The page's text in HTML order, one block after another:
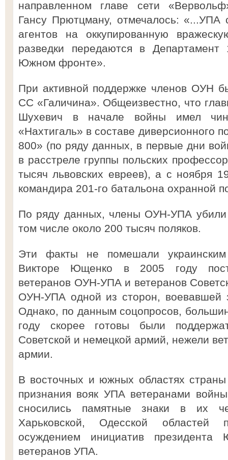
направленном главе сети
Гансу Прютцману, отмечалось: «...УПА
агентов на оккупированную
разведки передаются в
Южном фронте».
При активной поддержке членов ОУН
СС «Галичина». Общеизвестно, что
Шухевич в начале войны имел
«Нахтигаль» в составе диверсионного
800» (по ряду данных, в первые дни
в расстреле группы польских
тысяч львовских евреев), а с ноября
командира 201-го батальона охранной
По ряду данных, члены ОУН-УПА
том числе около 200 тысяч поляков.
Эти факты не помешали
Викторе Ющенко в 2005 году
ветеранов ОУН-УПА и ветеранов
ОУН-УПА одной из сторон, воевавшей
Однако, по данным соцопросов,
году скорее готовы были
Советской и немецкой армий, нежели
армии.
В восточных и южных областях страны
признания вояк УПА ветеранами
сносились памятные знаки в их
Харьковской, Одесской
осуждением инициатив
ветеранов УПА.